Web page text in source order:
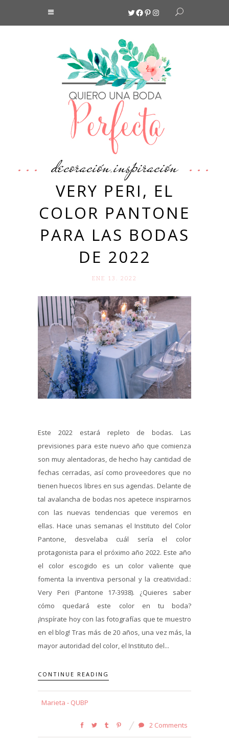
Twitter
Facebook
Pinterest
Instagram
decoración,inspiración
VERY PERI, EL
COLOR PANTONE
PARA LAS BODAS
DE 2022
ENE 13. 2022
Este 2022 estará repleto de bodas. Las
previsiones para este nuevo año que comienza
son muy alentadoras, de hecho hay cantidad de
fechas cerradas, así como proveedores que no
tienen huecos libres en sus agendas. Delante de
tal avalancha de bodas nos apetece inspirarnos
con las nuevas tendencias que veremos en
ellas. Hace unas semanas el Instituto del Color
Pantone, desvelaba cuál sería el color
protagonista para el próximo año 2022. Este año
el color escogido es un color valiente que
fomenta la inventiva personal y la creatividad.:
Very Peri (Pantone 17-3938). ¿Quieres saber
cómo quedará este color en tu boda?
¡Inspírate hoy con las fotografías que te muestro
en el blog! Tras más de 20 años, una vez más, la
mayor autoridad del color, el Instituto del...
CONTINUE READING
Marieta - QUBP
2 Comments